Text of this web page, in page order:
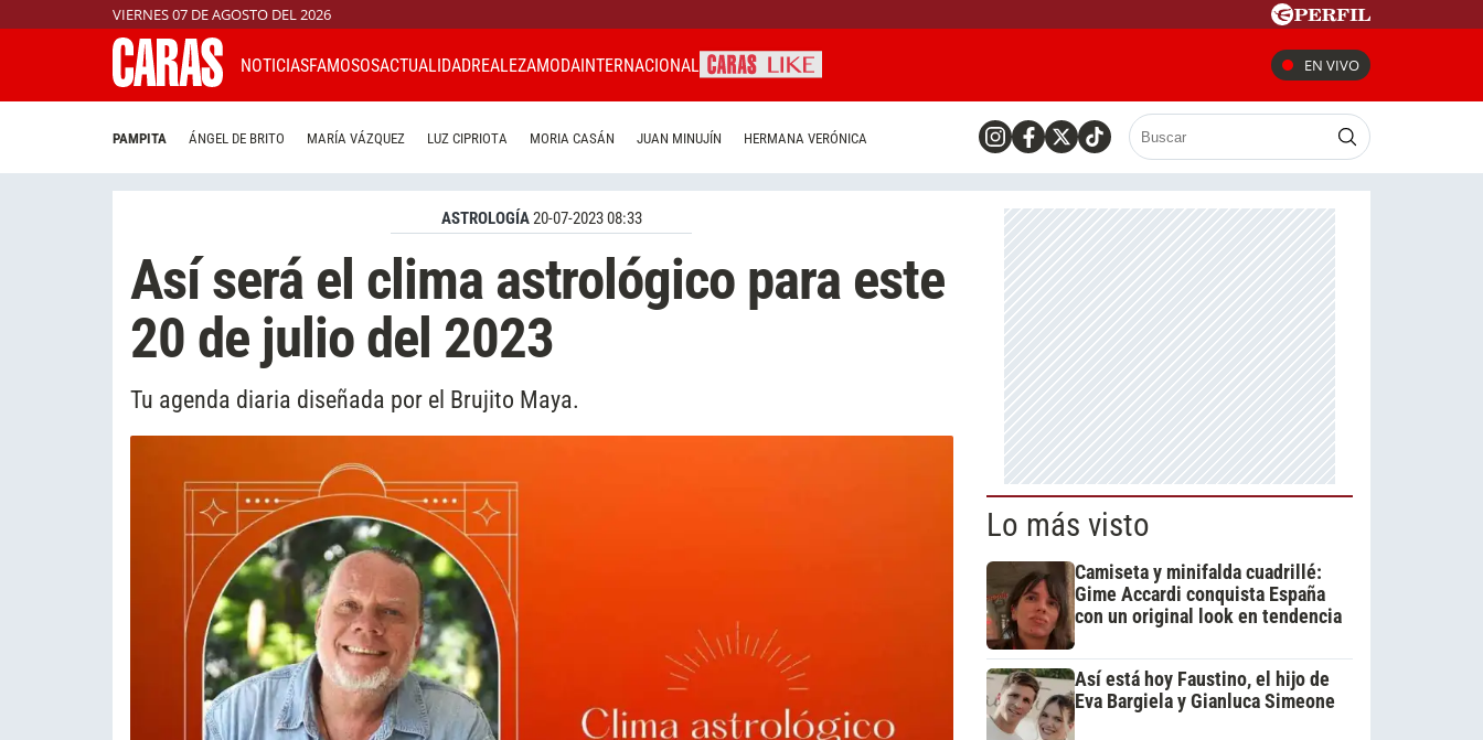
VIERNES 07 DE AGOSTO DEL 2026
NOTICIASFAMOSOSACTUALIDADREALEZAMODAINTERNACIONAL EN VIVO
PAMPITA ÁNGEL DE BRITO MARÍA VÁZQUEZ LUZ CIPRIOTA MORIA CASÁN JUAN MINUJÍN HERMANA VERÓNICA
ASTROLOGÍA20-07-2023 08:33
Así será el clima astrológico para este
20 de julio del 2023
Tu agenda diaria diseñada por el Brujito Maya.
Lo más visto
Camiseta y minifalda cuadrillé:
Gime Accardi conquista España
con un original look en tendencia
Así está hoy Faustino, el hijo de
Eva Bargiela y Gianluca Simeone